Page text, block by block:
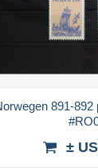
891-
±